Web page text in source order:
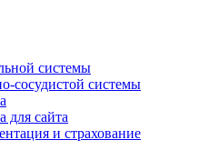
системы
сосудистой системы
для сайта
и страхование